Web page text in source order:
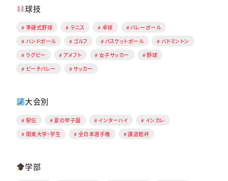
球技
準硬式野球 テニス 卓球
バレーボール
ハンドボール
ゴルフ バスケットボール
バドミントン
ラグビー
アメフト 女子サッカー
野球
ビーチバレー
サッカー
大会別
駅伝 夏の甲子園 インターハイ
インカレ
関東大学・学生
全日本選手権 講道館杯
学部